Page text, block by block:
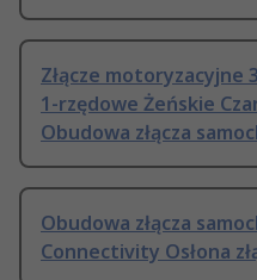
Złącze motoryzacyjne
1-rzędowe Żeńskie
Obudowa złącza
Obudowa złącza
Connectivity Osłona